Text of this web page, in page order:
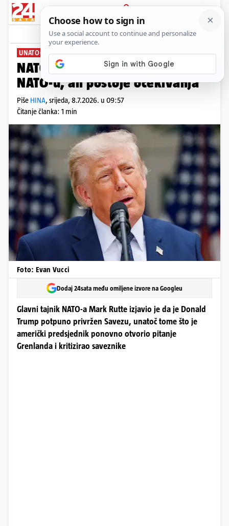
PRIJAVA
News Komentari
UNATOČ TRUMPOVIM IZJAVAMA
NATO: SAD je potpuno privržen
NATO-u, ali postoje očekivanja
Piše HINA, srijeda, 8.7.2026. u 09:57
Čitanje članka: 1 min
Foto: Evan Vucci
Dodaj 24sata među omiljene izvore na Googleu
Glavni tajnik NATO-a Mark Rutte izjavio je da je Donald
Trump potpuno privržen Savezu, unatoč tome što je
američki predsjednik ponovno otvorio pitanje
Grenlanda i kritizirao saveznike